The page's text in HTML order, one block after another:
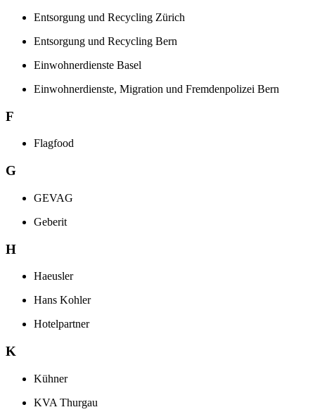
Entsorgung und Recycling Zürich
Entsorgung und Recycling Bern
Einwohnerdienste Basel
Einwohnerdienste, Migration und Fremdenpolizei Bern
F
Flagfood
G
GEVAG
Geberit
H
Haeusler
Hans Kohler
Hotelpartner
K
Kühner
KVA Thurgau